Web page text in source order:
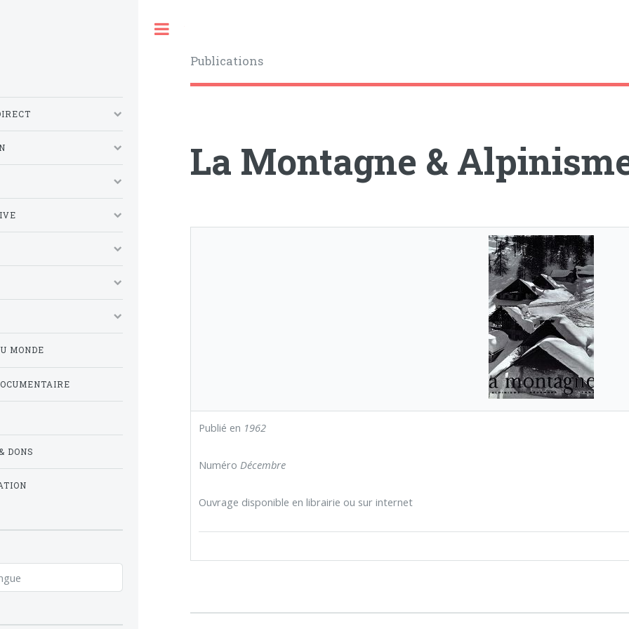
Publications
La Montagne &
Publié en 1962
Numéro Décembre
Ouvrage disponible en librairie ou sur internet
MONDE
DONS